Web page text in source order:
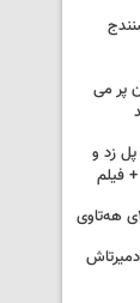
پر می
زد و
فیلم